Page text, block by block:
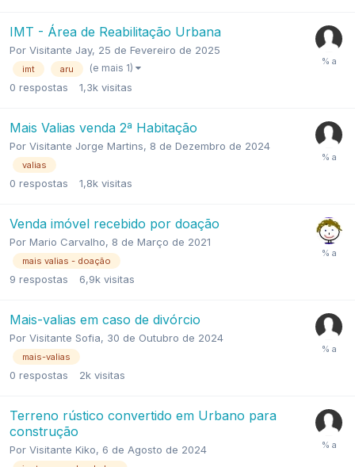
IMT - Área de Reabilitação Urbana
Por Visitante Jay, 25 de Fevereiro de 2025
imt aru (e mais 1)
0 respostas 1,3k visitas
Mais Valias venda 2ª Habitação
Por Visitante Jorge Martins, 8 de Dezembro de 2024
valias
0 respostas 1,8k visitas
Venda imóvel recebido por doação
Por Mario Carvalho, 8 de Março de 2021
mais valias - doação
9 respostas 6,9k visitas
Mais-valias em caso de divórcio
Por Visitante Sofia, 30 de Outubro de 2024
mais-valias
0 respostas 2k visitas
Terreno rústico convertido em Urbano para
construção
Por Visitante Kiko, 6 de Agosto de 2024